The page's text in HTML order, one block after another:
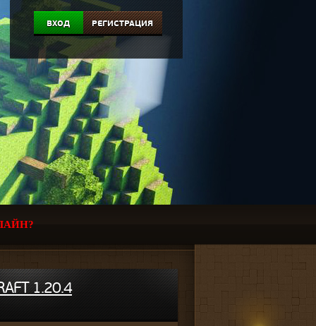
ВХОД РЕГИСТРАЦИЯ
1.20.4